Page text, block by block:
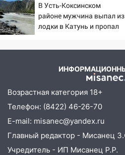
15:32
На «кольце»
летнего мопедиста
15:00
госпитализировали
На Ульяновскую
надвигается жара
14:08 Пешеход
подробности
Фруктовой
13:30 В Димитровграде
Трудовой горело здание
– Новости
В Усть-Коксинском
районе мужчина выпал из
лодки в Катунь и пропал
Возрастная категория 18+
Телефон: (8422) 46-26-70
E-mail: misanec@yandex.ru
Главный редактор - Мисанец
Учредитель - ИП Мисанец Р.Р.